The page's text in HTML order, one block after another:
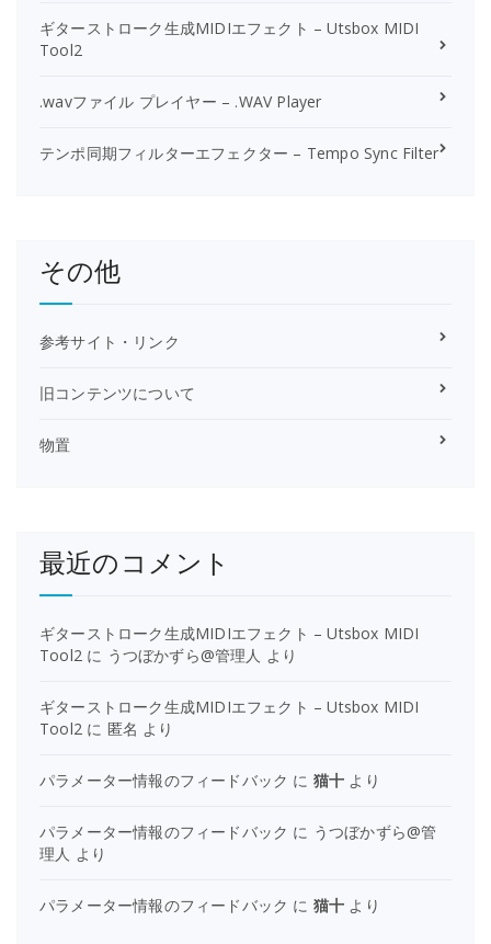
ギターストローク生成MIDIエフェクト – Utsbox MIDI
Tool2
.wavファイル プレイヤー – .WAV Player
テンポ同期フィルターエフェクター – Tempo Sync Filter
その他
参考サイト・リンク
旧コンテンツについて
物置
最近のコメント
ギターストローク生成MIDIエフェクト – Utsbox MIDI
Tool2 に うつぼかずら@管理人 より
ギターストローク生成MIDIエフェクト – Utsbox MIDI
Tool2 に 匿名 より
パラメーター情報のフィードバック に 猫十 より
パラメーター情報のフィードバック に うつぼかずら@管
理人 より
パラメーター情報のフィードバック に 猫十 より